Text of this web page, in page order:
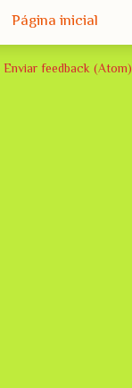
Página inicial
Enviar feedback (Atom)